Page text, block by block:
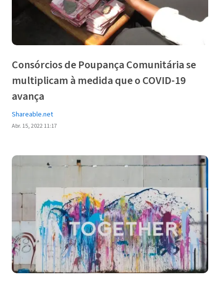
Consórcios de Poupança Comunitária se
multiplicam à medida que o COVID-19
avança
Shareable.net
Abr. 15, 2022 11:17